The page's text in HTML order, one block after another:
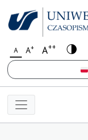
A A+ A++